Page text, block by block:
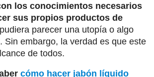
los conocimientos necesarios
sus propios productos de
parecer una utopía o algo
Sin embargo, la verdad es que este
de todos.
cómo hacer jabón líquido